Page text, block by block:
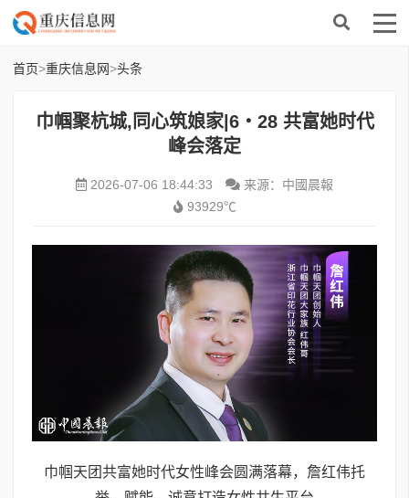
首页>重庆信息网>头条
巾帼聚杭城,同心筑娘家|6・28 共富她时代
峰会落定
2026-07-06 18:44:33
来源：中國晨報
93929℃
巾帼天团共富她时代女性峰会圆满落幕，詹红伟托